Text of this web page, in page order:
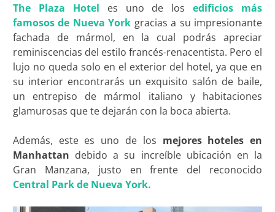
The Plaza Hotel es uno de losedificios más
famosos de Nueva York gracias a su impresionante
fachada de mármol, en la cual podrás apreciar
reminiscencias del estilo francés-renacentista. Pero el
lujo no queda solo en el exterior del hotel, ya que en
su interior encontrarás un exquisito salón de baile,
un entrepiso de mármol italiano y habitaciones
glamurosas que te dejarán con la boca abierta.
Además, este es uno de los mejores hoteles en
Manhattan debido a su increíble ubicación en la
Gran Manzana, justo en frente del reconocido
Central Park de Nueva York.